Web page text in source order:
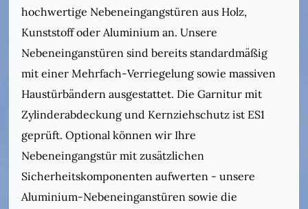
hochwertige Nebeneingangstüren aus Holz,
Kunststoff oder Aluminium an. Unsere
Nebeneinganstüren sind bereits standardmäßig
mit einer Mehrfach-Verriegelung sowie massiven
Haustürbändern ausgestattet. Die Garnitur mit
Zylinderabdeckung und Kernziehschutz ist ES1
geprüft. Optional können wir Ihre
Nebeneingangstür mit zusätzlichen
Sicherheitskomponenten aufwerten - unsere
Aluminium-Nebeneinganstüren sowie die